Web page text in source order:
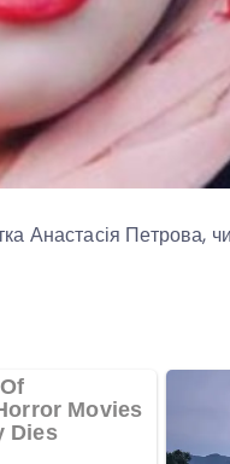
Анастасія Петрова,